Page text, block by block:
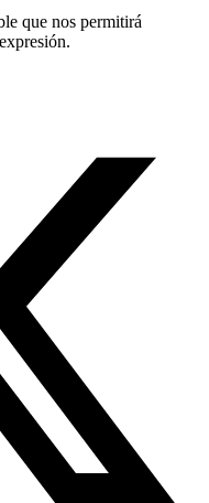
que nos permitirá